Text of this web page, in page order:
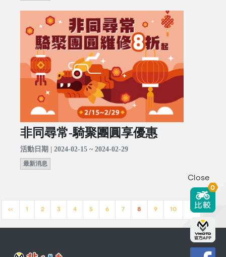
非同尋常-騎聚團圓享優惠
活動日期 | 2024-02-15 ~ 2024-02-29
最新消息
<< 1 2 3 4 5 6 7 8 9 10 >>
Close
0